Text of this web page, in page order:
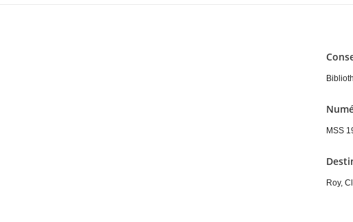
MSS
Roy,